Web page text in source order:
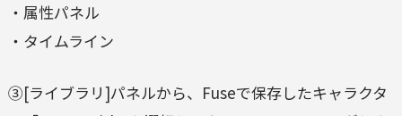
・属性パネル
・タイムライン
③[ライブラリ]パネルから、Fuseで保存したキャラクタ